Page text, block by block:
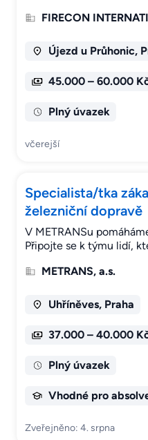
FIRECON
Újezd u Průhonic,
45.000 – 60.000
Plný úvazek
včerejší
Specialista/tka
železniční dopravě
V METRANSu
Připojte se k týmu lidí,
METRANS, a.s.
Uhříněves, Praha
37.000 – 40.000
Plný úvazek
Vhodné pro
Zveřejněno: 4. srpna